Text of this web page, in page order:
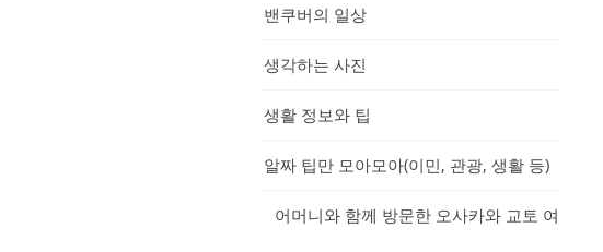
밴쿠버의 일상
생각하는 사진
생활 정보와 팁
알짜 팁만 모아모아(이민, 관광, 생활 등)
어머니와 함께 방문한 오사카와 교토 여